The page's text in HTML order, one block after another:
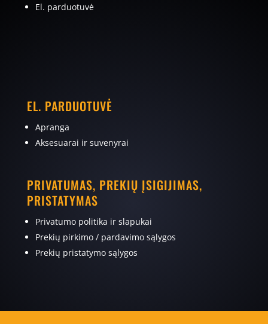
El. parduotuvė
EL. PARDUOTUVĖ
Apranga
Aksesuarai ir suvenyrai
PRIVATUMAS, PREKIŲ ĮSIGIJIMAS,
PRISTATYMAS
Privatumo politika ir slapukai
Prekių pirkimo / pardavimo sąlygos
Prekių pristatymo sąlygos